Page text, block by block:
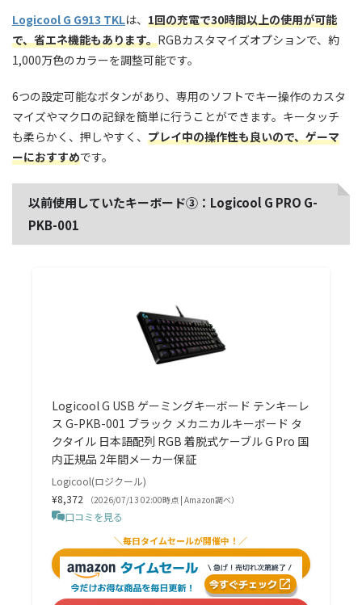
Logicool G G913 TKLは、 1回の充電で30時間以上の使用が可能
で、省エネ機能もあります。RGBカスタマイズオプションで、約
1,000万色のカラーを調整可能です。
6つの設定可能なボタンがあり、専用のソフトでキー操作のカスタ
マイズやマクロの記録を簡単に行うことができます。キータッチ
も柔らかく、押しやすく、 プレイ中の操作性も良いので、ゲーマ
ーにおすすめです。
以前使用していたキーボード③：Logicool G PRO G-
PKB-001
Logicool G USB ゲーミングキーボード テンキーレ
ス G-PKB-001 ブラック メカニカルキーボード タ
クタイル 日本語配列 RGB 着脱式ケーブル G Pro 国
内正規品 2年間メーカー保証
Logicool(ロジクール)
¥8,372
（2026/07/13 02:00時点 | Amazon調べ）
口コミを見る
＼毎日タイムセールが開催中！／
Amazonでみる
＼ポイント最大11倍！／